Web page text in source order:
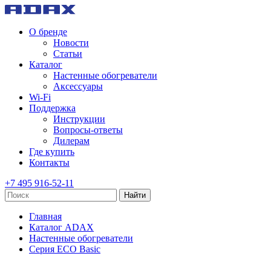
О бренде
Новости
Статьи
Каталог
Настенные обогреватели
Аксессуары
Wi-Fi
Поддержка
Инструкции
Вопросы-ответы
Дилерам
Где купить
Контакты
+7 495 916-52-11
Найти
Главная
Каталог ADAX
Настенные обогреватели
Серия ECO Basic